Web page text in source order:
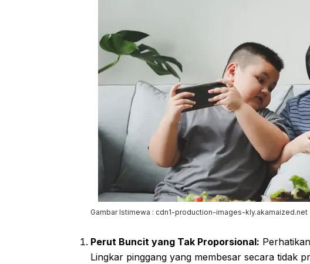
Gambar Istimewa : cdn1-production-images-kly.akamaized.net
Perut Buncit yang Tak Proporsional:
Lingkar pinggang yang membesar secara tidak